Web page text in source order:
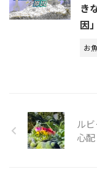
き
因」
お
ル
心配